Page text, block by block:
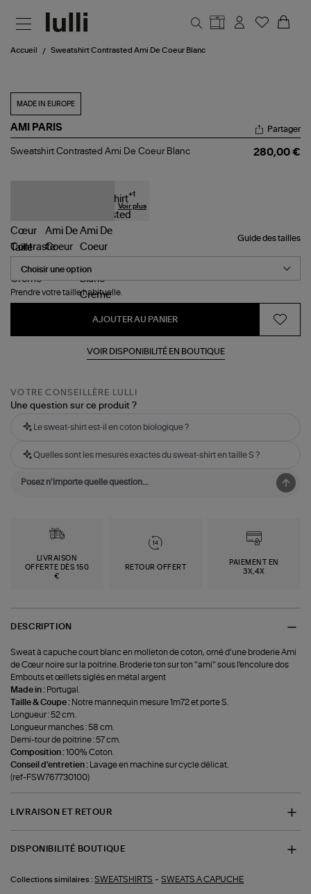
Accueil Sweatshirt Contrasted Ami De Coeur Blanc
MADE IN EUROPE
AMI PARIS
Sweatshirt
Partager
Sweatshirt Contrasted Ami De Coeur Blanc 280,00 €
+1
Voir plus
Guide des tailles
Taille
Prendre votre taille habituelle.
AJOUTER AU PANIER
VOIR DISPONIBILITÉ EN BOUTIQUE
VOTRE CONSEILLÈRE LULLI
Une question sur ce produit ?
Le sweat-shirt est-il en coton biologique ?
Quelles sont les mesures exactes du sweat-shirt en taille S ?
LIVRAISON
OFFERTE DÈS 150
€
RETOUR OFFERT
PAIEMENT EN
3X,4X
DESCRIPTION
Sweat à capuche court blanc en molleton de coton, orné d’une broderie Ami
de Cœur noire sur la poitrine. Broderie ton sur ton "ami" sous l'encolure dos
Embouts et œillets siglés en métal argent
Made in : Portugal.
Taille & Coupe : Notre mannequin mesure 1m72 et porte S.
Longueur : 52 cm.
Longueur manches : 58 cm.
Demi-tour de poitrine : 57 cm.
Composition :100% Coton.
Conseil d'entretien :
Lavage en machine sur cycle délicat.
(ref-FSW767730100)
LIVRAISON ET RETOUR
DISPONIBILITÉ BOUTIQUE
Collections similaires : SWEATSHIRTS -SWEATS A CAPUCHE